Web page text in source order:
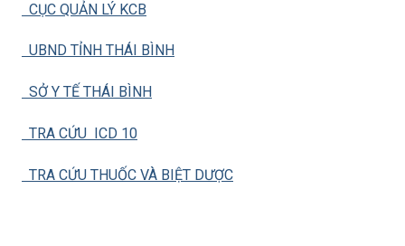
CỤC QUẢN LÝ KCB
UBND TỈNH THÁI BÌNH
SỞ Y TẾ THÁI BÌNH
TRA CỨU ICD 10
TRA CỨU THUỐC VÀ BIỆT DƯỢC